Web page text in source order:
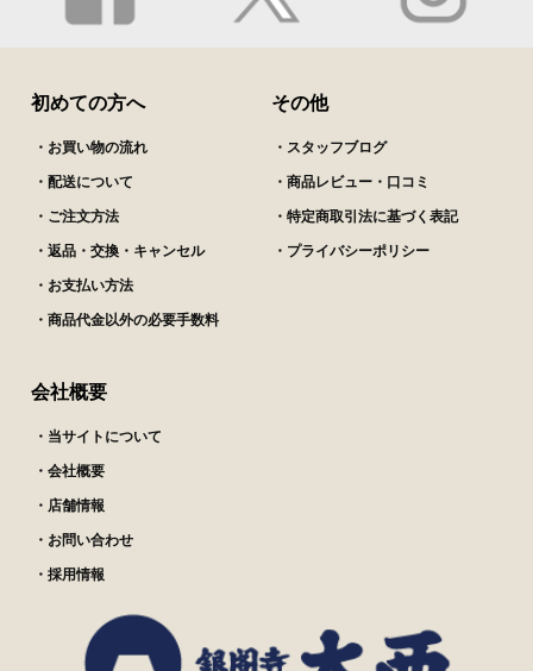
初めての方へ
・お買い物の流れ
・配送について
・ご注文方法
・返品・交換・キャンセル
・お支払い方法
・商品代金以外の必要手数料
その他
・スタッフブログ
・商品レビュー・口コミ
・特定商取引法に基づく表記
・プライバシーポリシー
会社概要
・当サイトについて
・会社概要
・店舗情報
・お問い合わせ
・採用情報